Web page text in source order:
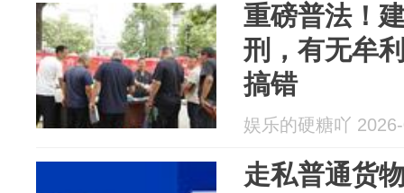
重磅普法！
刑，有无牟
搞错
娱乐的硬糖吖
走私普通货